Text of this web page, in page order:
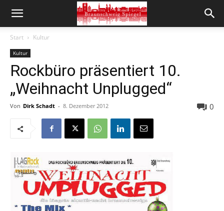
Start Kultur
Kultur
Rockbüro präsentiert 10.
„Weihnacht Unplugged“
Von Dirk Schadt - 8. Dezember 2012 0